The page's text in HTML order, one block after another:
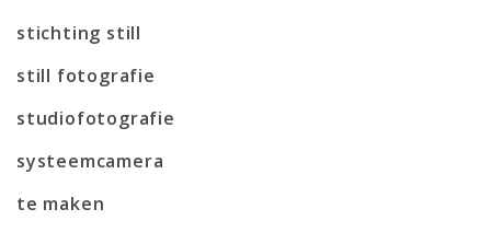
stichting still
still fotografie
studiofotografie
systeemcamera
te maken